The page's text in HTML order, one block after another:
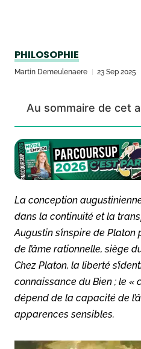
PHILOSOPHIE
Martin Demeulenaere 23 Sep 2025
Au sommaire de cet
La conception
dans la continuité et la
Augustin s’inspire de
de l’âme rationnelle, siège
Chez Platon, la liberté
connaissance du Bien ; le «
dépend de la capacité de
apparences sensibles.